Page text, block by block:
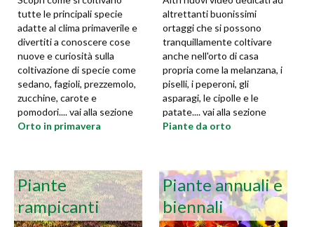
tutte le principali specie
adatte al clima primaverile e
divertiti a conoscere cose
nuove e curiosità sulla
coltivazione di specie come
sedano, fagioli, prezzemolo,
zucchine, carote e
pomodori.... vai alla sezione
Orto in primavera
altrettanti buonissimi
ortaggi che si possono
tranquillamente coltivare
anche nell'orto di casa
propria come la melanzana, i
piselli, i peperoni, gli
asparagi, le cipolle e le
patate.... vai alla sezione
Piante da orto
Piante
rampicanti
Piante annuali e
biennali